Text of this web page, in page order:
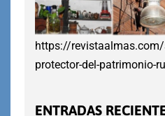
https://
protector-del-patrimonio-
ENTRADAS